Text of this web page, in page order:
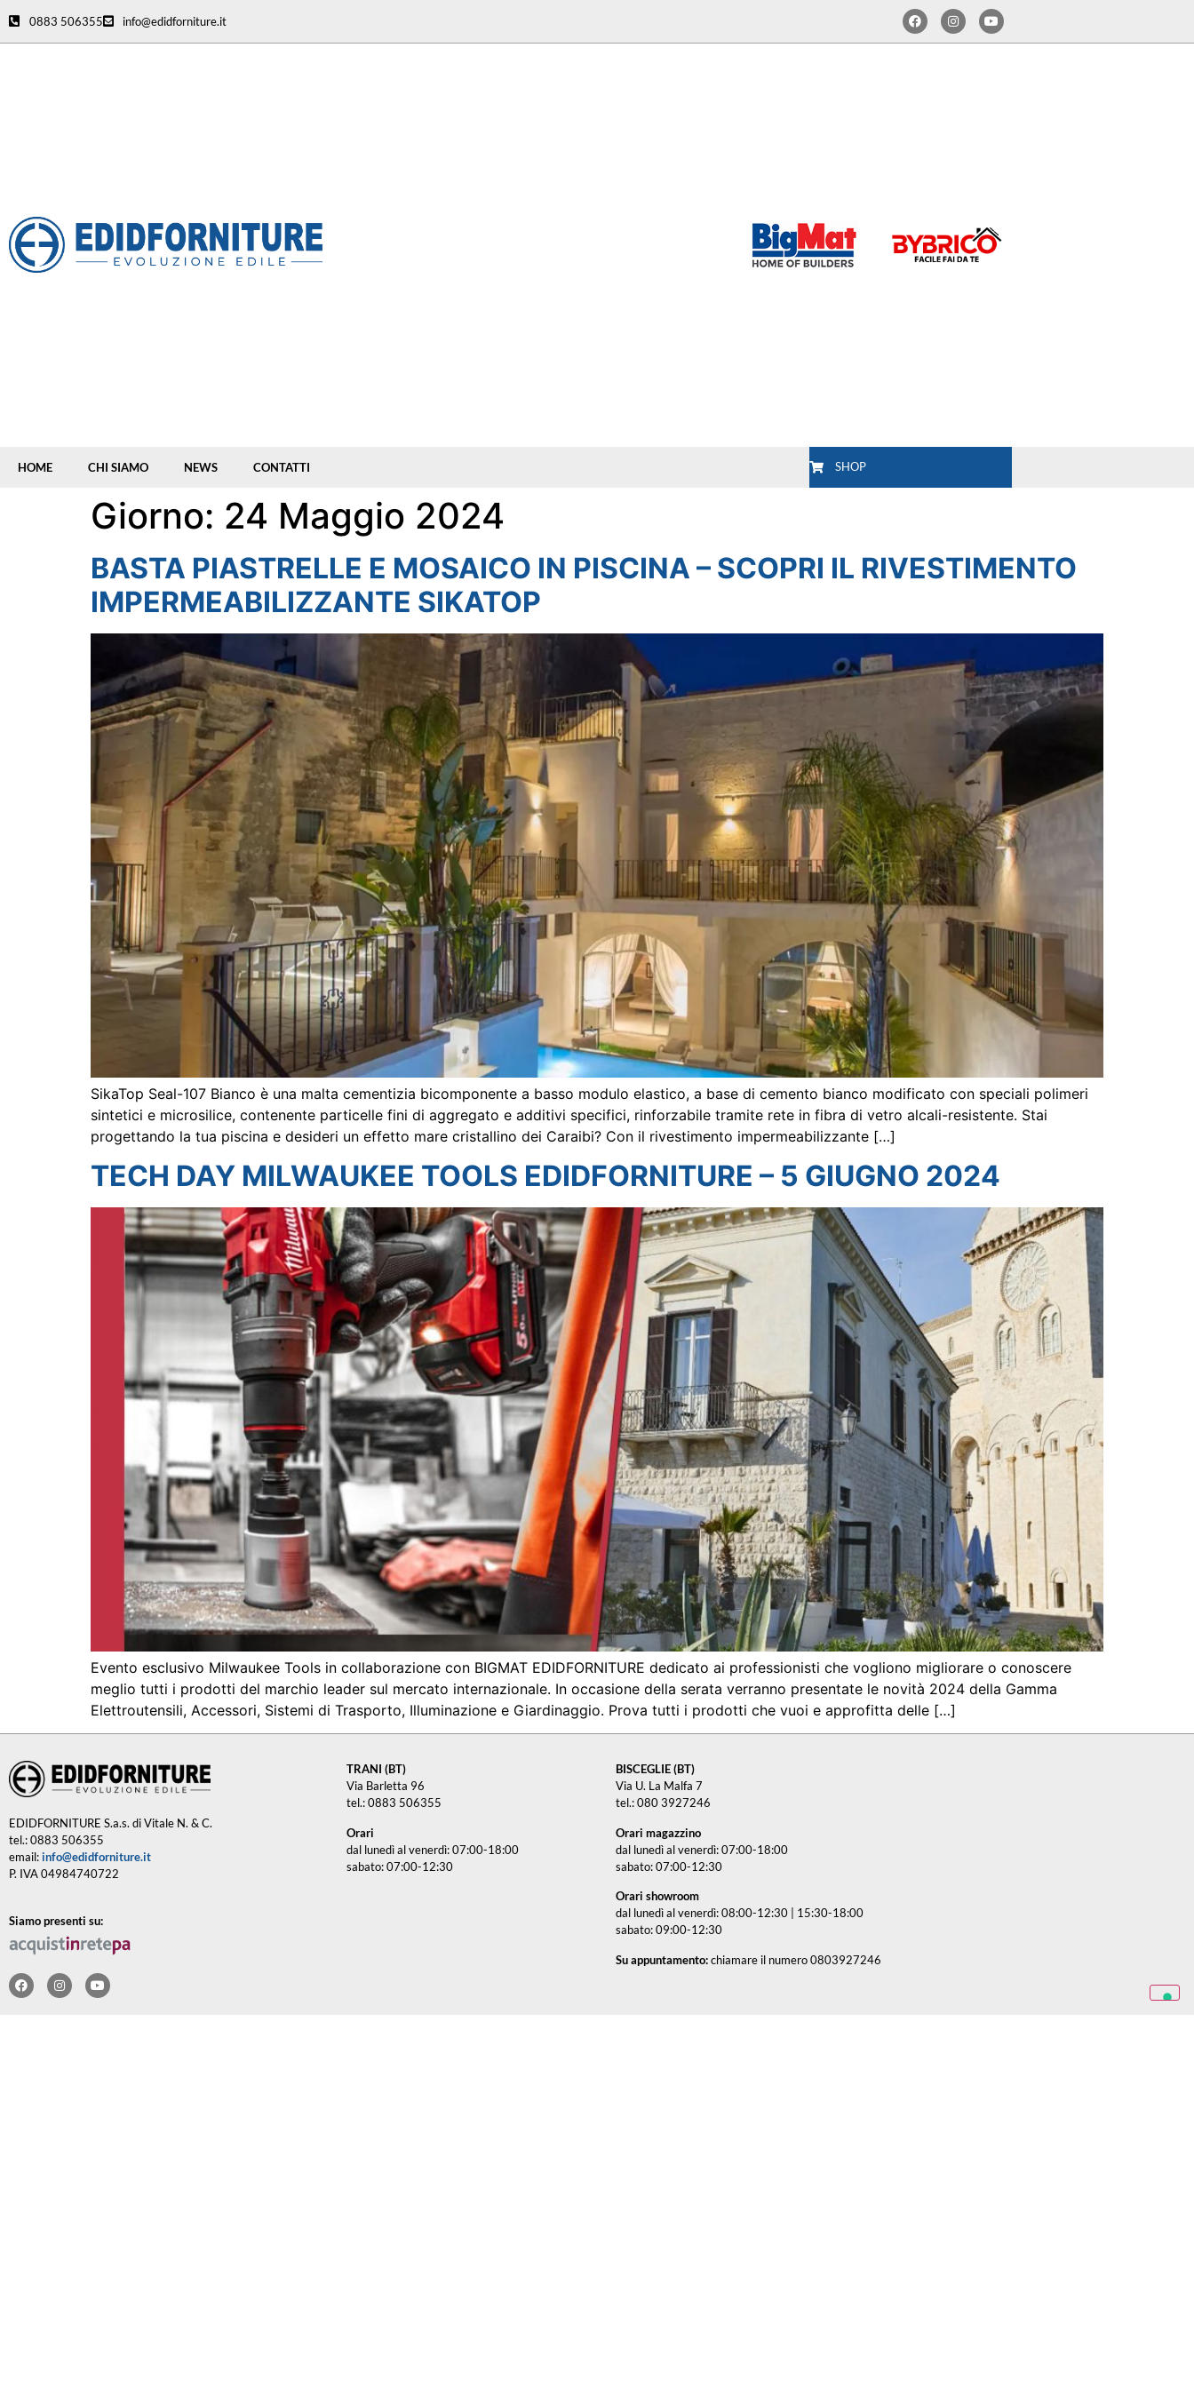
0883 506355 info@edidforniture.it
HOME CHI SIAMO NEWS CONTATTI SHOP
Giorno: 24 Maggio 2024
BASTA PIASTRELLE E MOSAICO IN PISCINA – SCOPRI IL RIVESTIMENTO
IMPERMEABILIZZANTE SIKATOP
SikaTop Seal-107 Bianco è una malta cementizia bicomponente a basso modulo elastico, a base di cemento bianco modificato con speciali polimeri
sintetici e microsilice, contenente particelle fini di aggregato e additivi specifici, rinforzabile tramite rete in fibra di vetro alcali-resistente. Stai
progettando la tua piscina e desideri un effetto mare cristallino dei Caraibi? Con il rivestimento impermeabilizzante […]
TECH DAY MILWAUKEE TOOLS EDIDFORNITURE – 5 GIUGNO 2024
Evento esclusivo Milwaukee Tools in collaborazione con BIGMAT EDIDFORNITURE dedicato ai professionisti che vogliono migliorare o conoscere
meglio tutti i prodotti del marchio leader sul mercato internazionale. In occasione della serata verranno presentate le novità 2024 della Gamma
Elettroutensili, Accessori, Sistemi di Trasporto, Illuminazione e Giardinaggio. Prova tutti i prodotti che vuoi e approfitta delle […]
EDIDFORNITURE S.a.s. di Vitale N. & C.
tel.: 0883 506355
email:info@edidforniture.it
P. IVA 04984740722
Siamo presenti su:
TRANI (BT)
Via Barletta 96
tel.: 0883 506355
Orari
dal lunedì al venerdì: 07:00-18:00
sabato: 07:00-12:30
BISCEGLIE (BT)
Via U. La Malfa 7
tel.: 080 3927246
Orari magazzino
dal lunedì al venerdì: 07:00-18:00
sabato: 07:00-12:30
Orari showroom
dal lunedì al venerdì: 08:00-12:30 | 15:30-18:00
sabato: 09:00-12:30
Su appuntamento:chiamare il numero 0803927246